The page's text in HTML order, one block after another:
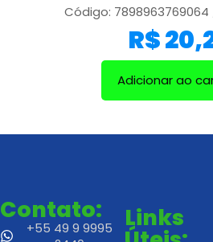
Código: 7898963769064
R$
Adicionar ao
Contato:
+55 49 9 9995
Links